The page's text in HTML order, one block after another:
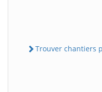
Trouver chantiers